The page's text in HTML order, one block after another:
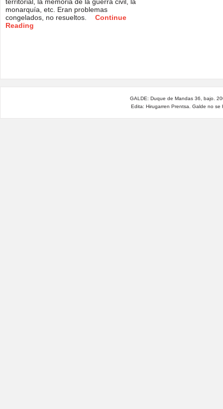
monarquía, etc. Eran problemas
congelados, no resueltos.
Continue
Reading
GALDE: Duque de Mandas 36, bajo.
Edita: Hirugarren Prentsa. Galde no